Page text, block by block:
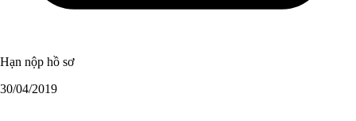
Hạn nộp hồ sơ
30/04/2019